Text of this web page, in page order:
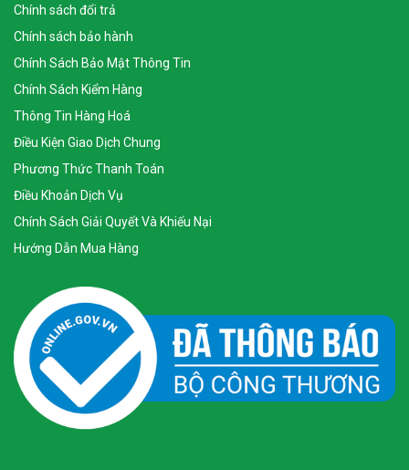
Chính sách đổi trả
Chính sách bảo hành
Chính Sách Bảo Mật Thông Tin
Chính Sách Kiểm Hàng
Thông Tin Hàng Hoá
Điều Kiện Giao Dịch Chung
Phương Thức Thanh Toán
Điều Khoản Dịch Vụ
Chính Sách Giải Quyết Và Khiếu Nại
Hướng Dẫn Mua Hàng